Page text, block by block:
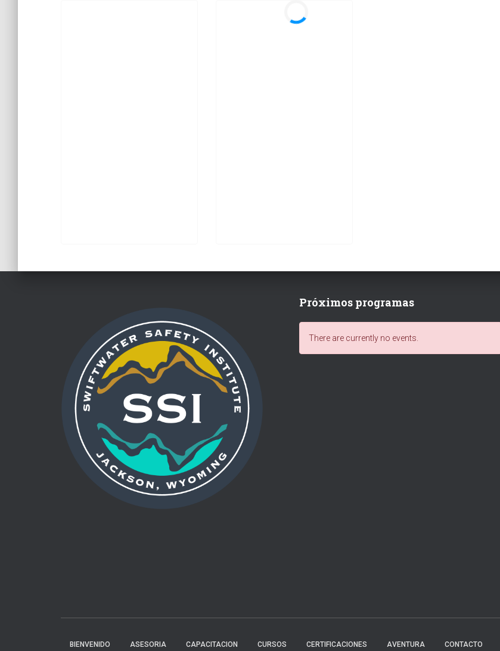
Próximos programas
There are currently no events.
BIENVENIDO ASESORIA CAPACITACION CURSOS CERTIFICACIONES AVENTURA CONTACTO